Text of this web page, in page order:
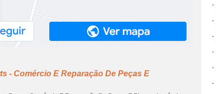
- Comércio E Reparação De Peças E